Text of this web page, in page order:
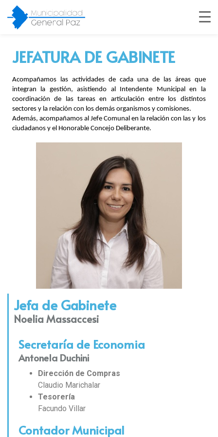
JEFATURA DE GABINETE
Acompañamos las actividades de cada una de las áreas que
integran la gestión, asistiendo al Intendente Municipal en la
coordinación de las tareas en articulación entre los distintos
sectores y la relación con los demás organismos y comisiones.
Además, acompañamos al Jefe Comunal en la relación con las y los
ciudadanos y el Honorable Concejo Deliberante.
Jefa de Gabinete
Noelia Massaccesi
Secretaría de Economia
Antonela Duchini
Dirección de Compras
Claudio Marichalar
Tesorería
Facundo Villar
Contador Municipal